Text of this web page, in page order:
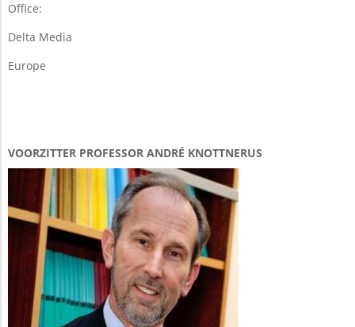
Office:
Delta Media
Europe
VOORZITTER PROFESSOR ANDRÉ KNOTTNERUS